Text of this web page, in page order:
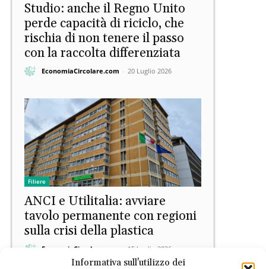
Informativa sull'utilizzo dei
Studio: anche il Regno Unito
perde capacità di riciclo, che
rischia di non tenere il passo
con la raccolta differenziata
EconomiaCircolare.com - 20 Luglio 2026
Filiere
ANCI e Utilitalia: avviare
tavolo permanente con regioni
sulla crisi della plastica
EconomiaCircolare.com 15 Luglio 2026